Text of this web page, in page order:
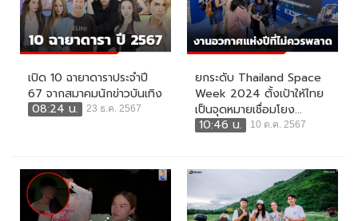
เปิด 10 ฉายาดาราประจำปี
67 จากสมาคมนักข่าวบันเทิง
08:24 น.
23 ธ.ค. 2567
ยกระดับ Thailand Space
Week 2024 ตั้งเป้าให้ไทย
เป็นจุดหมายเชื่อมโยง...
10:46 น.
10 ต.ค. 2567